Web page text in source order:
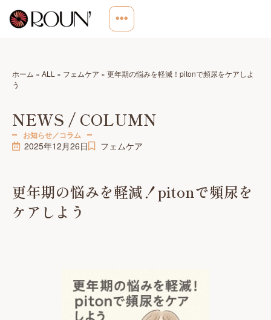
ホーム » ALL » フェムケア » 更年期の悩みを軽減！pitonで頻尿をケアしよ
う
NEWS / COLUMN
お知らせ／コラム
2025年12月26日 フェムケア
更年期の悩みを軽減！pitonで頻尿を
ケアしよう